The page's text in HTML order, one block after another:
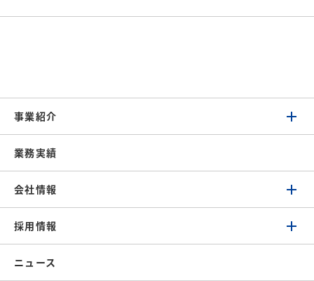
事業紹介
業務実績
会社情報
採用情報
ニュース